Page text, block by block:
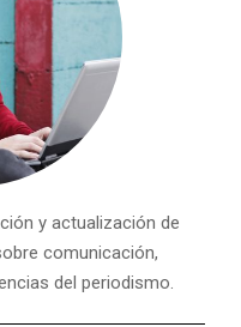
y actualización de
comunicación,
del periodismo.